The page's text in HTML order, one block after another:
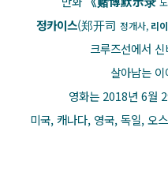
정카이스(郑开司 정개사, 리
크루즈선에서
살아남는
영화는 2018년 6월
미국, 캐나다, 영국, 독일, 오